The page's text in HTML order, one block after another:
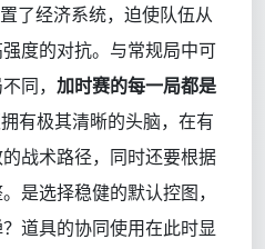
了经济系统，迫使队伍从
度的对抗。与常规局中可
同， 加时赛的每一局都是
有极其清晰的头脑，在有
战术路径，同时还要根据
是选择稳健的默认控图，
道具的协同使用在此时显